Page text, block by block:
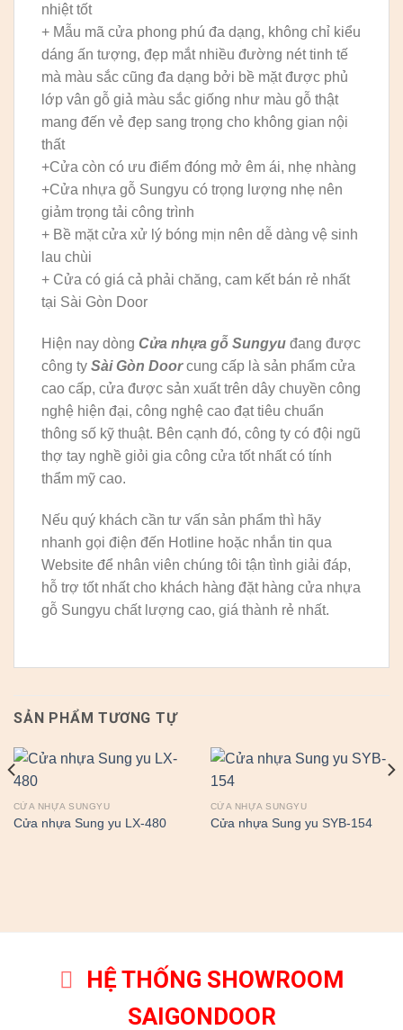
nhiệt tốt
+ Mẫu mã cửa phong phú đa dạng, không chỉ kiểu
dáng ấn tượng, đẹp mắt nhiều đường nét tinh tế
mà màu sắc cũng đa dạng bởi bề mặt được phủ
lớp vân gỗ giả màu sắc giống như màu gỗ thật
mang đến vẻ đẹp sang trọng cho không gian nội
thất
+Cửa còn có ưu điểm đóng mở êm ái, nhẹ nhàng
+Cửa nhựa gỗ Sungyu có trọng lượng nhẹ nên
giảm trọng tải công trình
+ Bề mặt cửa xử lý bóng mịn nên dễ dàng vệ sinh
lau chùi
+ Cửa có giá cả phải chăng, cam kết bán rẻ nhất
tại Sài Gòn Door
Hiện nay dòng Cửa nhựa gỗ Sungyu đang được
công ty Sài Gòn Doorcung cấp là sản phẩm cửa
cao cấp, cửa được sản xuất trên dây chuyền công
nghệ hiện đại, công nghệ cao đạt tiêu chuẩn
thông số kỹ thuật. Bên cạnh đó, công ty có đội ngũ
thợ tay nghề giỏi gia công cửa tốt nhất có tính
thẩm mỹ cao.
Nếu quý khách cần tư vấn sản phẩm thì hãy
nhanh gọi điện đến Hotline hoặc nhắn tin qua
Website để nhân viên chúng tôi tận tình giải đáp,
hỗ trợ tốt nhất cho khách hàng đặt hàng cửa nhựa
gỗ Sungyu chất lượng cao, giá thành rẻ nhất.
SẢN PHẨM TƯƠNG TỰ
CỬA NHỰA SUNGYU
Cửa nhựa Sung yu LX-480
CỬA NHỰA SUNGYU
Cửa nhựa Sung yu SYB-154
HỆ THỐNG SHOWROOM
SAIGONDOOR